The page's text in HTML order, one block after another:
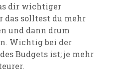
dir wichtiger
das solltest du mehr
und dann drum
Wichtig bei der
Budgets ist; je mehr